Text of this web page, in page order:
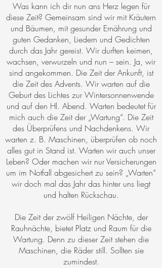
Was kann ich dir nun ans Herz legen für
diese Zeit? Gemeinsam sind wir mit Kräutern
und Bäumen, mit gesunder Ernährung und
guten Gedanken, Liedern und Gedichten
durch das Jahr gereist. Wir durften keimen,
wachsen, verwurzeln und nun – sein. Ja, wir
sind angekommen. Die Zeit der Ankunft, ist
die Zeit des Advents. Wir warten auf die
Geburt des Lichtes zur Wintersonnenwende
und auf den Hl. Abend. Warten bedeutet für
mich auch die Zeit der „Wartung“. Die Zeit
des Überprüfens und Nachdenkens. Wir
warten z. B. Maschinen, überprüfen ob noch
alles gut in Stand ist. Warten wir auch unser
Leben? Oder machen wir nur Versicherungen
um im Notfall abgesichert zu sein? „Warten“
wir doch mal das Jahr das hinter uns liegt
und halten Rückschau.
Die Zeit der zwölf Heiligen Nächte, der
Rauhnächte, bietet Platz und Raum für die
Wartung. Denn zu dieser Zeit stehen die
Maschinen, die Räder still. Sollten sie
zumindest.